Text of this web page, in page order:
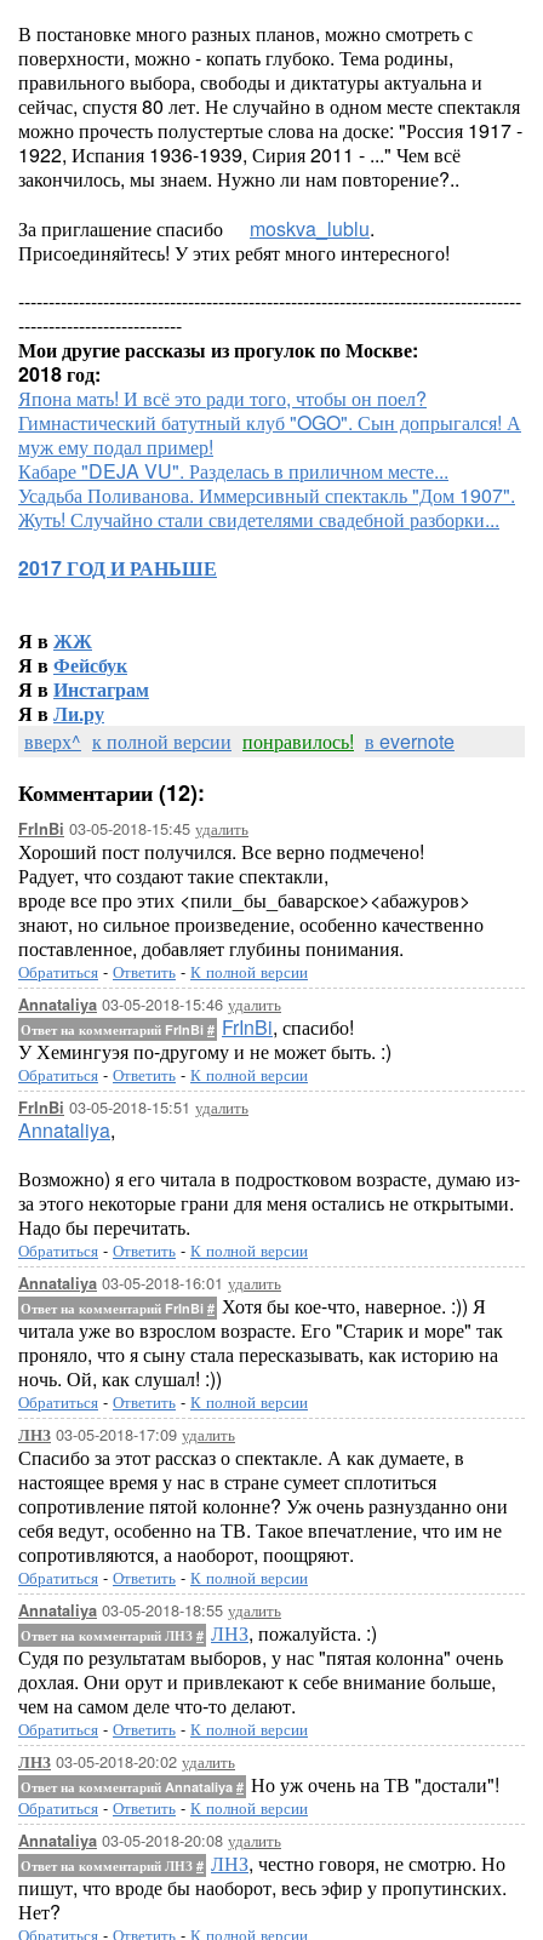
В постановке много разных планов, можно смотреть с
поверхности, можно - копать глубоко. Тема родины,
правильного выбора, свободы и диктатуры актуальна и
сейчас, спустя 80 лет. Не случайно в одном месте спектакля
можно прочесть полустертые слова на доске: "Россия 1917 -
1922, Испания 1936-1939, Сирия 2011 - ..." Чем всё
закончилось, мы знаем. Нужно ли нам повторение?..
За приглашение спасибо
moskva_lublu.
Присоединяйтесь! У этих ребят много интересного!
-----------------------------------------------------------------------------------
---------------------------
Мои другие рассказы из прогулок по Москве:
2018 год:
Япона мать! И всё это ради того, чтобы он поел?
Гимнастический батутный клуб "OGO". Сын допрыгался! А
муж ему подал пример!
Кабаре "DEJA VU". Разделась в приличном месте...
Усадьба Поливанова. Иммерсивный спектакль "Дом 1907".
Жуть! Случайно стали свидетелями свадебной разборки...
2017 ГОД И РАНЬШЕ
Я вЖЖ
Я вФейсбук
Я вИнстаграм
Я вЛи.ру
вверх^ к полной версии понравилось! в evernote
Комментарии (12):
FrInBi 03-05-2018-15:45 удалить
Хороший пост получился. Все верно подмечено!
Радует, что создают такие спектакли,
вроде все про этих <пили_бы_баварское><абажуров>
знают, но сильное произведение, особенно качественно
поставленное, добавляет глубины понимания.
Обратиться - Ответить - К полной версии
Annataliya 03-05-2018-15:46 удалить
Ответ на комментарий FrInBi # FrInBi, спасибо!
У Хемингуэя по-другому и не может быть. :)
Обратиться - Ответить - К полной версии
FrInBi 03-05-2018-15:51 удалить
Annataliya,
Возможно) я его читала в подростковом возрасте, думаю из-
за этого некоторые грани для меня остались не открытыми.
Надо бы перечитать.
Обратиться - Ответить - К полной версии
Annataliya 03-05-2018-16:01 удалить
Ответ на комментарий FrInBi # Хотя бы кое-что, наверное. :)) Я
читала уже во взрослом возрасте. Его "Старик и море" так
проняло, что я сыну стала пересказывать, как историю на
ночь. Ой, как слушал! :))
Обратиться - Ответить - К полной версии
ЛНЗ 03-05-2018-17:09 удалить
Спасибо за этот рассказ о спектакле. А как думаете, в
настоящее время у нас в стране сумеет сплотиться
сопротивление пятой колонне? Уж очень разнузданно они
себя ведут, особенно на ТВ. Такое впечатление, что им не
сопротивляются, а наоборот, поощряют.
Обратиться - Ответить - К полной версии
Annataliya 03-05-2018-18:55 удалить
Ответ на комментарий ЛНЗ # ЛНЗ, пожалуйста. :)
Судя по результатам выборов, у нас "пятая колонна" очень
дохлая. Они орут и привлекают к себе внимание больше,
чем на самом деле что-то делают.
Обратиться - Ответить - К полной версии
ЛНЗ 03-05-2018-20:02 удалить
Ответ на комментарий Annataliya # Но уж очень на ТВ "достали"!
Обратиться - Ответить - К полной версии
Annataliya 03-05-2018-20:08 удалить
Ответ на комментарий ЛНЗ # ЛНЗ, честно говоря, не смотрю. Но
пишут, что вроде бы наоборот, весь эфир у пропутинских.
Нет?
Обратиться - Ответить - К полной версии